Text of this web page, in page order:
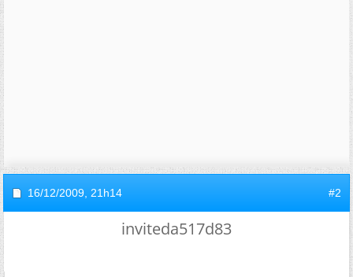
16/12/2009, 21h14 #2
inviteda517d83